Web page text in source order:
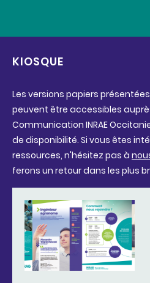
KIOSQUE
Les versions papiers
peuvent être accessibles
Communication INRAE
de disponibilité. Si vous êtes
ressources, n'hésitez pas à
ferons un retour dans les plus